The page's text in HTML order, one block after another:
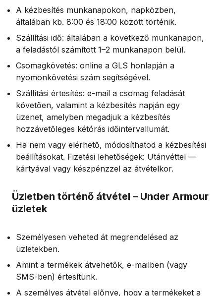
A kézbesítés munkanapokon, napközben,
általában kb. 8:00 és 18:00 között történik.
Szállítási idő: általában a következő munkanapon,
a feladástól számított 1–2 munkanapon belül.
Csomagkövetés: online a GLS honlapján a
nyomonkövetési szám segítségével.
Szállítási értesítés: e-mail a csomag feladását
követően, valamint a kézbesítés napján egy
üzenet, amelyben megadjuk a kézbesítés
hozzávetőleges kétórás időintervallumát.
Ha nem vagy elérhető, módosíthatod a kézbesítési
beállításokat. Fizetési lehetőségek: Utánvéttel —
kártyával vagy készpénzzel az átvételkor.
Üzletben történő átvétel – Under Armour
üzletek
Személyesen veheted át megrendelésed az
üzletekben.
Amint a termékek átvehetők, e-mailben (vagy
SMS-ben) értesítünk.
A személyes átvétel előnye, hogy a termékeket a